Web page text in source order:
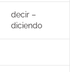
decir –
diciendo